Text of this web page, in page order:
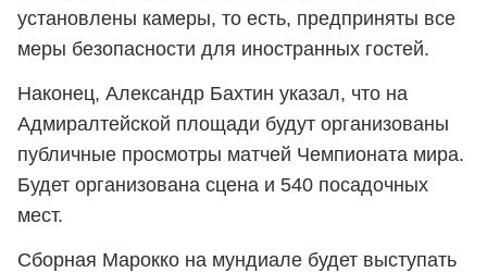
установлены камеры, то есть, предприняты все
меры безопасности для иностранных гостей.
Наконец, Александр Бахтин указал, что на
Адмиралтейской площади будут организованы
публичные просмотры матчей Чемпионата мира.
Будет организована сцена и 540 посадочных
мест.
Сборная Марокко на мундиале будет выступать